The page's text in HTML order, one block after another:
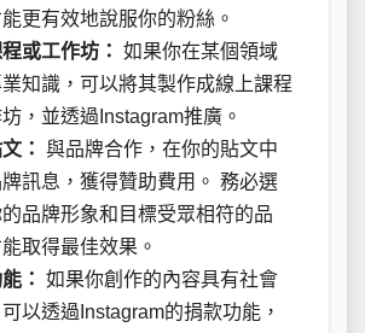
更有效地說服你的粉絲。
或工作坊： 如果你在某個領域
知識，可以將其製作成線上課程
，並透過Instagram推廣。
： 與品牌合作，在你的貼文中
訊息，獲得贊助費用。 務必選
品牌形象和目標受眾相符的品
取得最佳效果。
： 如果你創作的內容具有社會
以透過Instagram的捐款功能，